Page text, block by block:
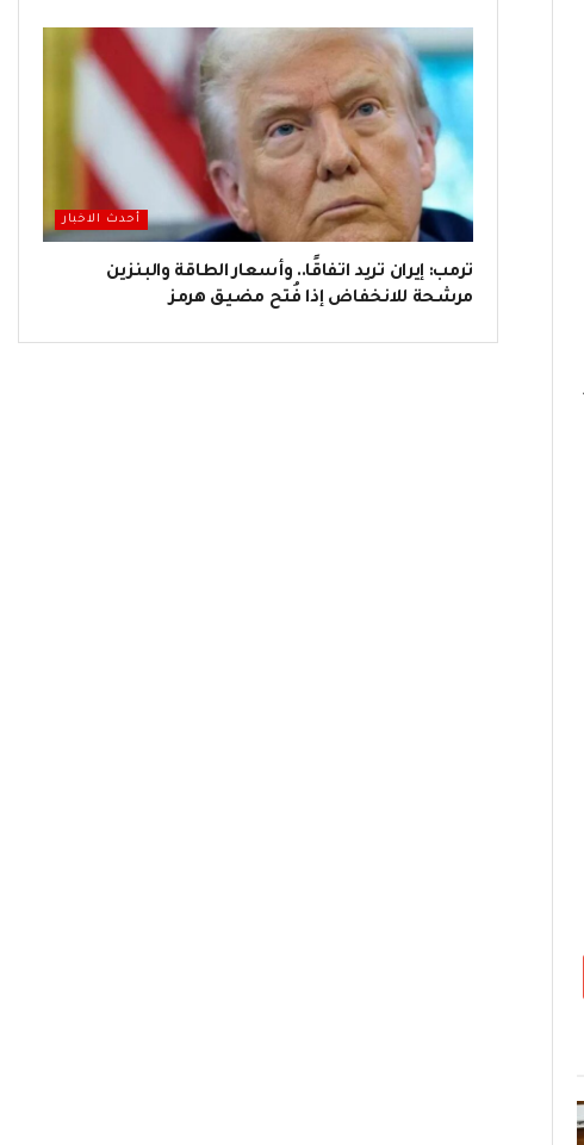
أحدث الاخبار
ترمب: إيران تريد اتفاقًا.. وأسعار الطاقة والبنزين
مرشحة للانخفاض إذا فُتح مضيق هرمز